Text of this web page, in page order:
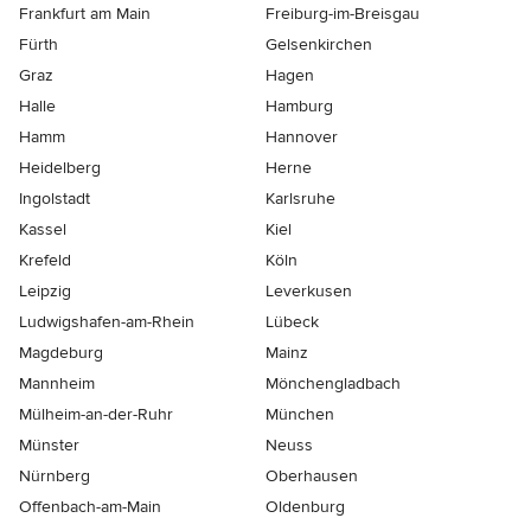
Frankfurt am Main
Freiburg-im-Breisgau
Fürth
Gelsenkirchen
Graz
Hagen
Halle
Hamburg
Hamm
Hannover
Heidelberg
Herne
Ingolstadt
Karlsruhe
Kassel
Kiel
Krefeld
Köln
Leipzig
Leverkusen
Ludwigshafen-am-Rhein
Lübeck
Magdeburg
Mainz
Mannheim
Mönchen­gladbach
Mülheim-an-der-Ruhr
München
Münster
Neuss
Nürnberg
Oberhausen
Offenbach-am-Main
Oldenburg